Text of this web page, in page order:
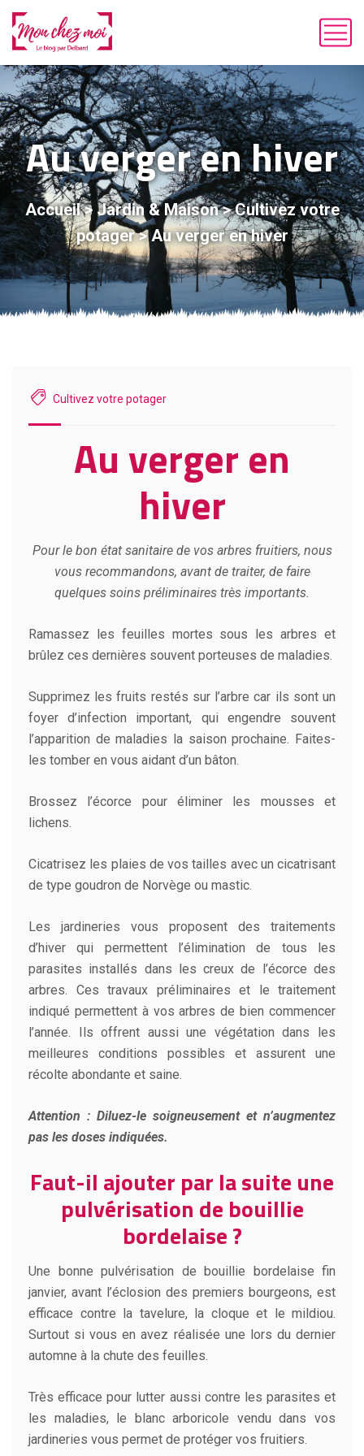
Au verger en hiver
Accueil> Jardin & Maison>Cultivez votre
potager>Au verger en hiver
Cultivez votre potager
Au verger en
hiver
Pour le bon état sanitaire de vos arbres fruitiers, nous
vous recommandons, avant de traiter, de faire
quelques soins préliminaires très importants.
Ramassez les feuilles mortes sous les arbres et
brûlez ces dernières souvent porteuses de maladies.
Supprimez les fruits restés sur l’arbre car ils sont un
foyer d’infection important, qui engendre souvent
l’apparition de maladies la saison prochaine. Faites-
les tomber en vous aidant d’un bâton.
Brossez l’écorce pour éliminer les mousses et
lichens.
Cicatrisez les plaies de vos tailles avec un cicatrisant
de type goudron de Norvège ou mastic.
Les jardineries vous proposent des traitements
d’hiver qui permettent l’élimination de tous les
parasites installés dans les creux de l’écorce des
arbres. Ces travaux préliminaires et le traitement
indiqué permettent à vos arbres de bien commencer
l’année. Ils offrent aussi une végétation dans les
meilleures conditions possibles et assurent une
récolte abondante et saine.
Attention : Diluez-le soigneusement et n’augmentez
pas les doses indiquées.
Faut-il ajouter par la suite une
pulvérisation de bouillie
bordelaise ?
Une bonne pulvérisation de bouillie bordelaise fin
janvier, avant l’éclosion des premiers bourgeons, est
efficace contre la tavelure, la cloque et le mildiou.
Surtout si vous en avez réalisée une lors du dernier
automne à la chute des feuilles.
Très efficace pour lutter aussi contre les parasites et
les maladies, le blanc arboricole vendu dans vos
jardineries vous permet de protéger vos fruitiers.